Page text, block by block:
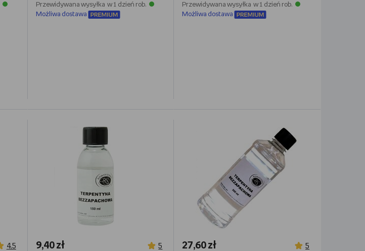
Przewidywana wysyłka w 1 dzień rob.
Możliwa dostawa
Przewidywana wysyłka w 1 dzień rob.
Możliwa dostawa
4,5 9,40 zł 5 27,60 zł 5